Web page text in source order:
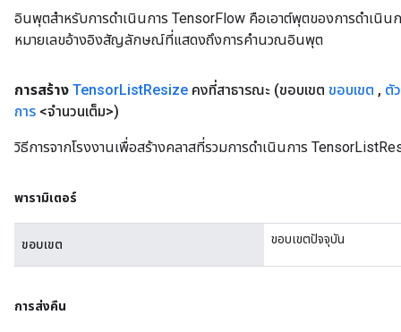
อินพุตสำหรับการดำเนินการ TensorFlow คือเอาต์พุตของการดำเนิน
หมายเลขอ้างอิงสัญลักษณ์ที่แสดงถึงการคำนวณอินพุต
การสร้าง TensorListResize คงที่สาธารณะ (ขอบเขต ขอบเขต , ตั
การ <จำนวนเต็ม>)
วิธีการจากโรงงานเพื่อสร้างคลาสที่รวมการดำเนินการ
พารามิเตอร์
ขอบเขต ขอบเขตปัจจุบัน
การส่งคืน